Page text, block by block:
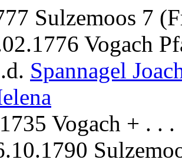
Sulzemoos 7
Vogach
Spannagel
Vogach + . . .